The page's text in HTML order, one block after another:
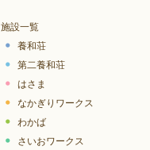
施設一覧
養和荘
第二養和荘
はさま
なかぎりワークス
わかば
さいおワークス